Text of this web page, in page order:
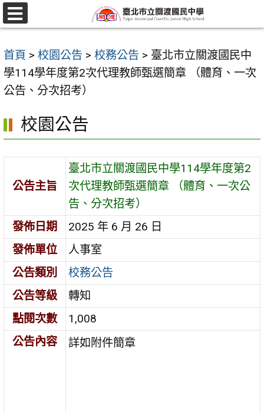
跳
至
要
內
容
選
單
首頁 > 校園公告 > 校務公告 > 臺北市立關渡國民中
學114學年度第2次代理教師甄選簡章 （體育、一次
公告、分次招考）
校園公告
公告主旨
臺北市立關渡國民中學114學年度第2
次代理教師甄選簡章 （體育、一次公
告、分次招考）
發佈日期
2025 年 6 月 26 日
發佈單位
人事室
公告類別
校務公告
公告等級
轉知
點閱次數
1,008
公告內容
詳如附件簡章